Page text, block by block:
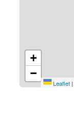
+
−
Leaflet |